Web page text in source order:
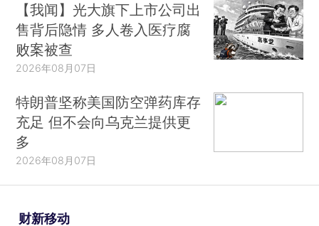
【我闻】光大旗下上市公司出
售背后隐情 多人卷入医疗腐
败案被查
2026年08月07日
特朗普坚称美国防空弹药库存
充足 但不会向乌克兰提供更
多
2026年08月07日
财新移动